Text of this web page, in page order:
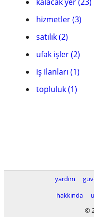
hizmetler (3)
satılık (2)
ufak işler (2)
iş ilanları (1)
topluluk (1)
yardım
hakkında
©